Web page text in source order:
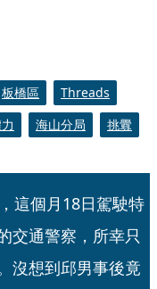
板橋區
Threads
海山分局 挑釁
這個月18日駕駛特
交通警察，所幸只
沒想到邱男事後竟